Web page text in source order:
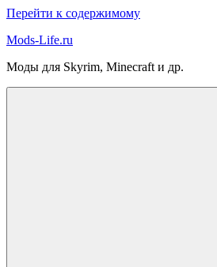
Перейти к содержимому
Mods-Life.ru
Моды для Skyrim, Minecraft и др.